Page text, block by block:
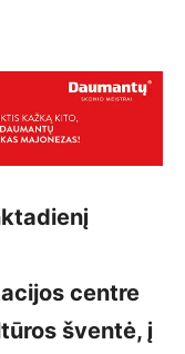
centre
šventė, į